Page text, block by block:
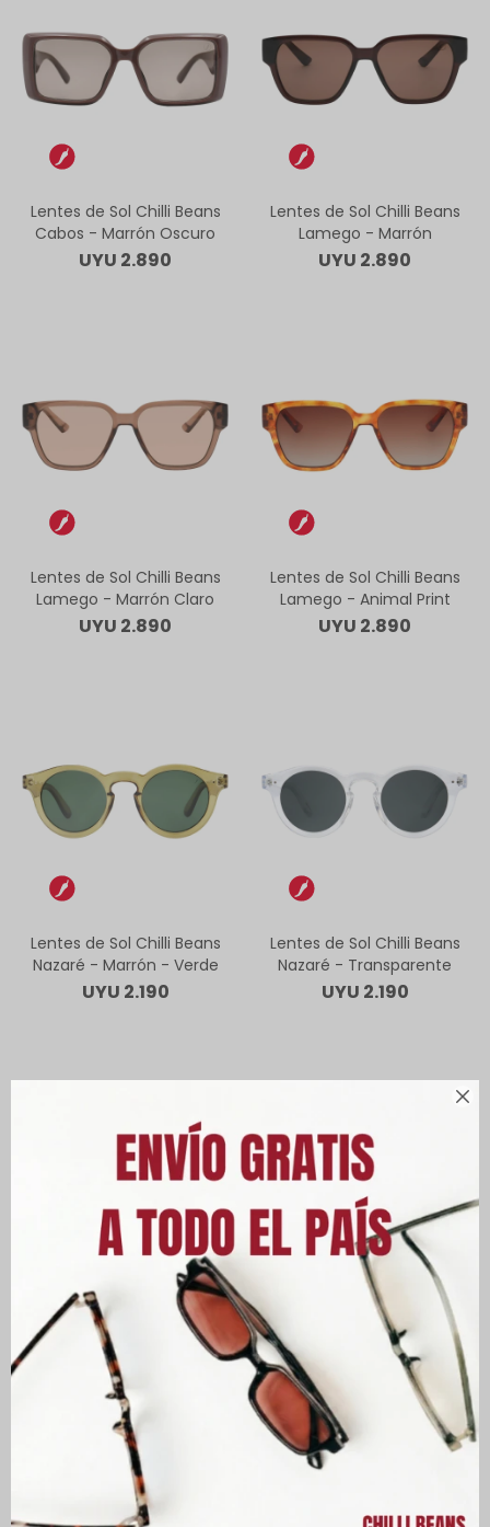

Lentes de Sol Chilli Beans
Cabos - Marrón Oscuro
UYU 2.890
Lentes de Sol Chilli Beans
Lamego - Marrón
UYU 2.890
Lentes de Sol Chilli Beans
Lamego - Marrón Claro
UYU 2.890
Lentes de Sol Chilli Beans
Lamego - Animal Print
UYU 2.890
Lentes de Sol Chilli Beans
Nazaré - Marrón - Verde
UYU 2.190
Lentes de Sol Chilli Beans
Nazaré - Transparente
UYU 2.190
Lentes de Sol Chilli Beans
Nazaré - Negro Matte
UYU
Lentes de Sol Chilli Beans
Tavira - Transparente
2.190